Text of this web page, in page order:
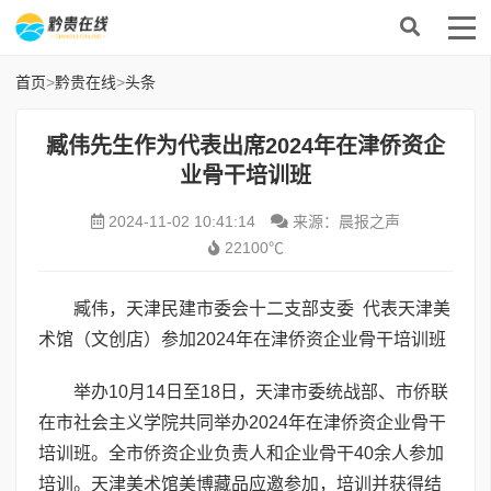
首页>黔贵在线>头条
臧伟先生作为代表出席2024年在津侨资企
业骨干培训班
2024-11-02 10:41:14
来源：晨报之声
22100℃
臧伟，天津民建市委会十二支部支委 代表天津美
术馆（文创店）参加2024年在津侨资企业骨干培训班
举办10月14日至18日，天津市委统战部、市侨联
在市社会主义学院共同举办2024年在津侨资企业骨干
培训班。全市侨资企业负责人和企业骨干40余人参加
培训。天津美术馆美博藏品应邀参加，培训并获得结